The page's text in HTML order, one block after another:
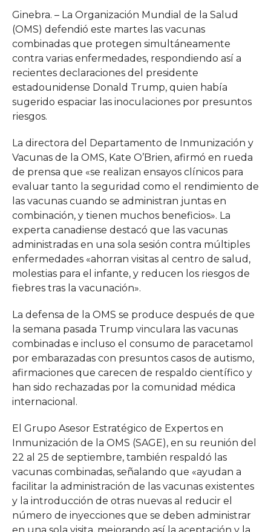
Ginebra. – La Organización Mundial de la Salud
(OMS) defendió este martes las vacunas
combinadas que protegen simultáneamente
contra varias enfermedades, respondiendo así a
recientes declaraciones del presidente
estadounidense Donald Trump, quien había
sugerido espaciar las inoculaciones por presuntos
riesgos.
La directora del Departamento de Inmunización y
Vacunas de la OMS, Kate O’Brien, afirmó en rueda
de prensa que «se realizan ensayos clínicos para
evaluar tanto la seguridad como el rendimiento de
las vacunas cuando se administran juntas en
combinación, y tienen muchos beneficios». La
experta canadiense destacó que las vacunas
administradas en una sola sesión contra múltiples
enfermedades «ahorran visitas al centro de salud,
molestias para el infante, y reducen los riesgos de
fiebres tras la vacunación».
La defensa de la OMS se produce después de que
la semana pasada Trump vinculara las vacunas
combinadas e incluso el consumo de paracetamol
por embarazadas con presuntos casos de autismo,
afirmaciones que carecen de respaldo científico y
han sido rechazadas por la comunidad médica
internacional.
El Grupo Asesor Estratégico de Expertos en
Inmunización de la OMS (SAGE), en su reunión del
22 al 25 de septiembre, también respaldó las
vacunas combinadas, señalando que «ayudan a
facilitar la administración de las vacunas existentes
y la introducción de otras nuevas al reducir el
número de inyecciones que se deben administrar